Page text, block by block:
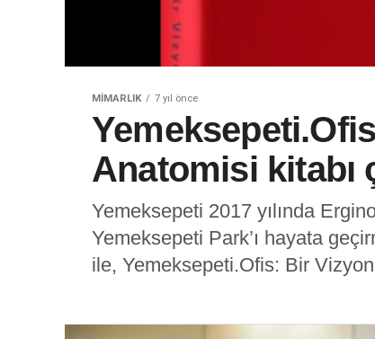
MIMARLIK 7 yıl önce
Anatomisi kitabı
Yemeksepeti 2017 yılında
Yemeksepeti Park’ı hayata
ile, Yemeksepeti.Ofis: Bir